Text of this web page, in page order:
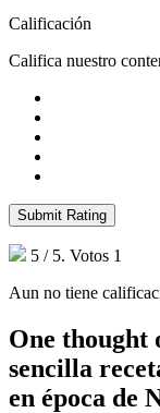
Calificación
Califica nuestro
Submit Rating
5 / 5. Votos 1
Aun no tiene
One thought
sencilla
en época de